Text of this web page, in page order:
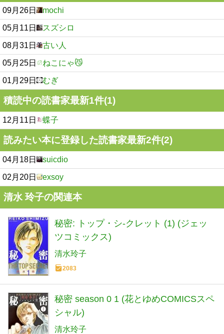
09月26日 mochi
05月11日 スズシロ
08月31日 古い人
05月25日 ねこにゃ😼
01月29日 むぎ
積読中の読書家最新1件(1)
12月11日 蝶子
読みたい本に登録した読書家最新2件(2)
04月18日 suicdio
02月20日 exsoy
清水 玲子の関連本
秘密: トップ・シ-クレット (1) (ジェッ
ツコミックス)
清水玲子
2083
秘密 season 0 1 (花とゆめCOMICSスペ
シャル)
清水玲子